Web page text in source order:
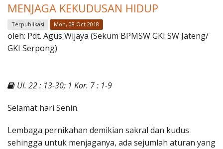
Klasis dan Jemaat
Berita Kegiatan
Materi
MENJAGA KEKUDUSAN HIDUP
Terpublikasi Mon, 08 Oct 2018
oleh: Pdt. Agus Wijaya (Sekum BPMSW GKI SW Jateng/
GKI Serpong)
Ul. 22 : 13-30; 1 Kor. 7 : 1-9
Selamat hari Senin.
Lembaga pernikahan demikian sakral dan kudus
sehingga untuk menjaganya, ada sejumlah aturan yang